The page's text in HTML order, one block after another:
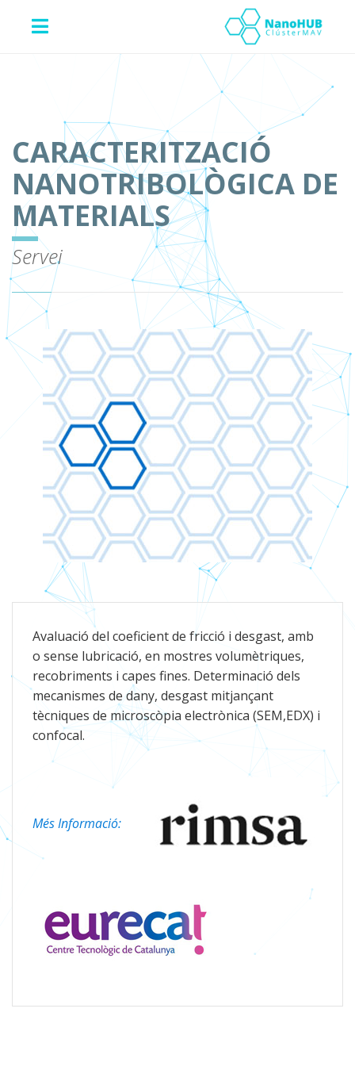
CARACTERITZACIÓ
NANOTRIBOLÒGICA DE
MATERIALS
Servei
Avaluació del coeficient de fricció i desgast, amb
o sense lubricació, en mostres volumètriques,
recobriments i capes fines. Determinació dels
mecanismes de dany, desgast mitjançant
tècniques de microscòpia electrònica (SEM,EDX) i
confocal.
Més Informació: